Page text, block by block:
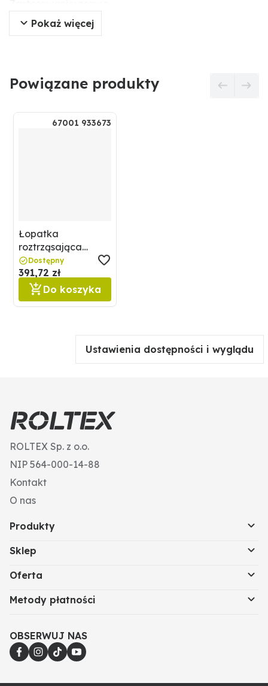
Pokaż więcej
Powiązane produkty
67001 933673
Łopatka
roztrząsająca
67001 933673
Dostępny
391,72 zł
Do koszyka
Ustawienia dostępności i wyglądu
ROLTEX Sp. z o.o.
NIP 564-000-14-88
Kontakt
O nas
Produkty
Sklep
Oferta
Metody płatności
OBSERWUJ NAS